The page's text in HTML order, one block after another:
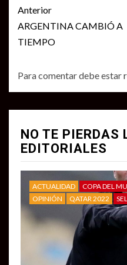
Seguir
leyendo
Anterior
ARGENTINA CAMBIÓ A
TIEMPO
Para comentar debe estar
NO TE PIERDAS
EDITORIALES
ACTUALIDAD COPA DEL
OPINIÓN
QATAR 2022